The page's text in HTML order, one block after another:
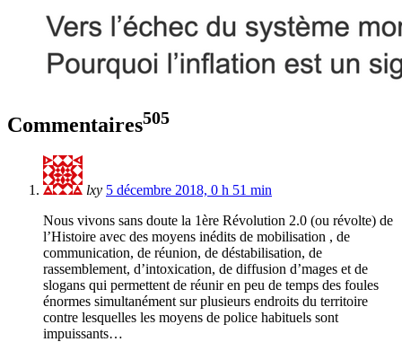
Commentaires505
lxy 5 décembre 2018, 0 h 51 min
Nous vivons sans doute la 1ère Révolution 2.0 (ou révolte) de
l’Histoire avec des moyens inédits de mobilisation , de
communication, de réunion, de déstabilisation, de
rassemblement, d’intoxication, de diffusion d’mages et de
slogans qui permettent de réunir en peu de temps des foules
énormes simultanément sur plusieurs endroits du territoire
contre lesquelles les moyens de police habituels sont
impuissants…